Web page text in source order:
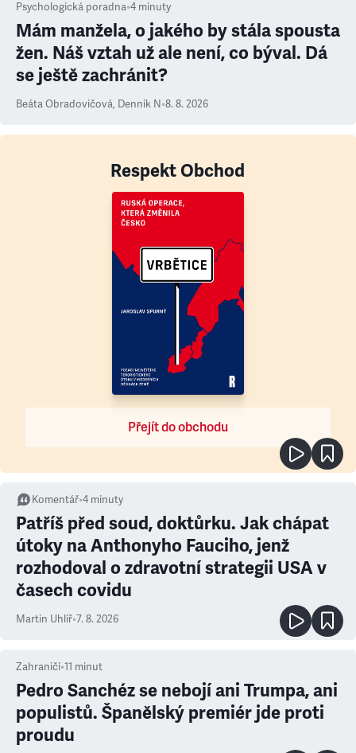
Psychologická poradna•4 minuty
Mám manžela, o jakého by stála spousta
žen. Náš vztah už ale není, co býval. Dá
se ještě zachránit?
Beáta Obradovičová, Denník N•8. 8. 2026
Respekt Obchod
Přejít do obchodu
Komentář•4 minuty
Patříš před soud, doktůrku. Jak chápat
útoky na Anthonyho Fauciho, jenž
rozhodoval o zdravotní strategii USA v
časech covidu
Martin Uhlíř•7. 8. 2026
Zahraničí•11 minut
Pedro Sanchéz se nebojí ani Trumpa, ani
populistů. Španělský premiér jde proti
proudu